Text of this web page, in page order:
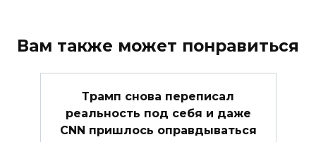
Вам также может понравиться
Трамп снова переписал
реальность под себя и даже
CNN пришлось оправдываться